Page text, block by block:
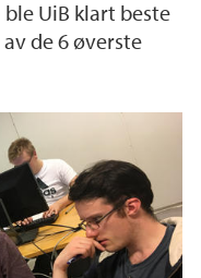
UiB klart beste
de 6 øverste